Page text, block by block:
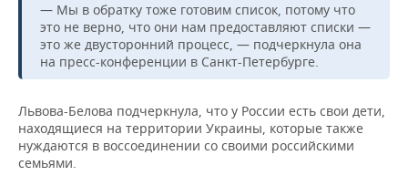
ВОЛЕЙБОЛ
КИБЕРСПОРТ
ФИГУРНОЕ КАТАНИЕ
ВОДНЫЕ ВИДЫ СПОРТА
ИСТОРИЯ
КУЛЬТУРА
МЕДИЦИНА
ОБРАЗОВАНИЕ
СПИСОК ПЕРСОН
СПИСОК КОМПАНИЙ
ПОЛНАЯ ВЕРСИЯ
— Мы в обратку тоже готовим список, потому что
это не верно, что они нам предоставляют списки —
это же двусторонний процесс, — подчеркнула она
на пресс-конференции в Санкт-Петербурге.
Львова-Белова подчеркнула, что у России есть свои дети,
находящиеся на территории Украины, которые также
нуждаются в воссоединении со своими российскими
семьями.